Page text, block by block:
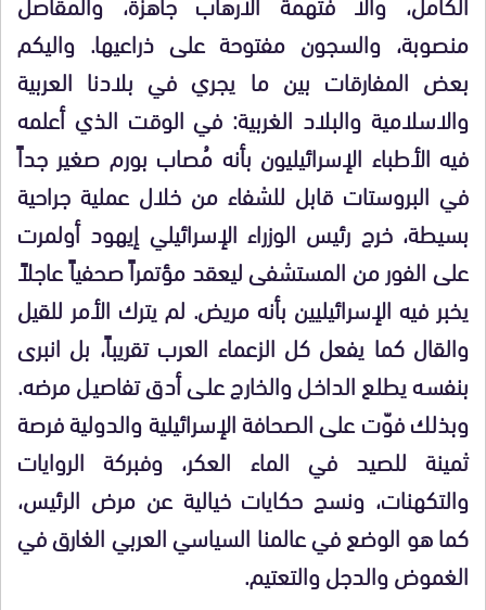
منصوبة، والسجون مفتوحة على ذراعيها. واليكم
بعض المفارقات بين ما يجري في بلادنا العربية
والاسلامية والبلاد الغربية: في الوقت الذي أعلمه
فيه الأطباء الإسرائيليون بأنه مُصاب بورم صغير جداً
في البروستات قابل للشفاء من خلال عملية جراحية
بسيطة، خرج رئيس الوزراء الإسرائيلي إيهود أولمرت
على الفور من المستشفى ليعقد مؤتمراً صحفياً عاجلاً
يخبر فيه الإسرائيليين بأنه مريض. لم يترك الأمر للقيل
والقال كما يفعل كل الزعماء العرب تقريباً، بل انبرى
بنفسه يطلع الداخل والخارج على أدق تفاصيل مرضه.
وبذلك فوّت على الصحافة الإسرائيلية والدولية فرصة
ثمينة للصيد في الماء العكر، وفبركة الروايات
والتكهنات، ونسج حكايات خيالية عن مرض الرئيس،
كما هو الوضع في عالمنا السياسي العربي الغارق في
الغموض والدجل والتعتيم.